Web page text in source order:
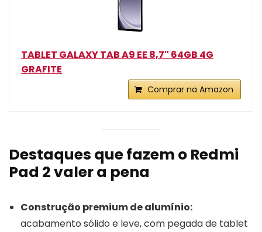
TABLET GALAXY TAB A9 EE 8,7″ 64GB 4G
GRAFITE
Comprar na Amazon
Destaques que fazem o Redmi
Pad 2 valer a pena
Construção premium de alumínio:
acabamento sólido e leve, com pegada de tablet